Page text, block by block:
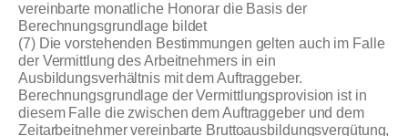
vereinbarte monatliche Honorar die Basis der
Berechnungsgrundlage bildet
(7) Die vorstehenden Bestimmungen gelten auch im Falle
der Vermittlung des Arbeitnehmers in ein
Ausbildungsverhältnis mit dem Auftraggeber.
Berechnungsgrundlage der Vermittlungsprovision ist in
diesem Falle die zwischen dem Auftraggeber und dem
Zeitarbeitnehmer vereinbarte Bruttoausbildungsvergütung,